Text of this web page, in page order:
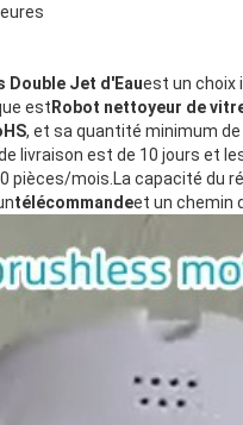
Double Jet d'Eauest un choix
est Robot nettoyeur de
, et sa quantité minimum
livraison est de 10 jours et
pièces/mois.La capacité du
télécommandeet un chemin